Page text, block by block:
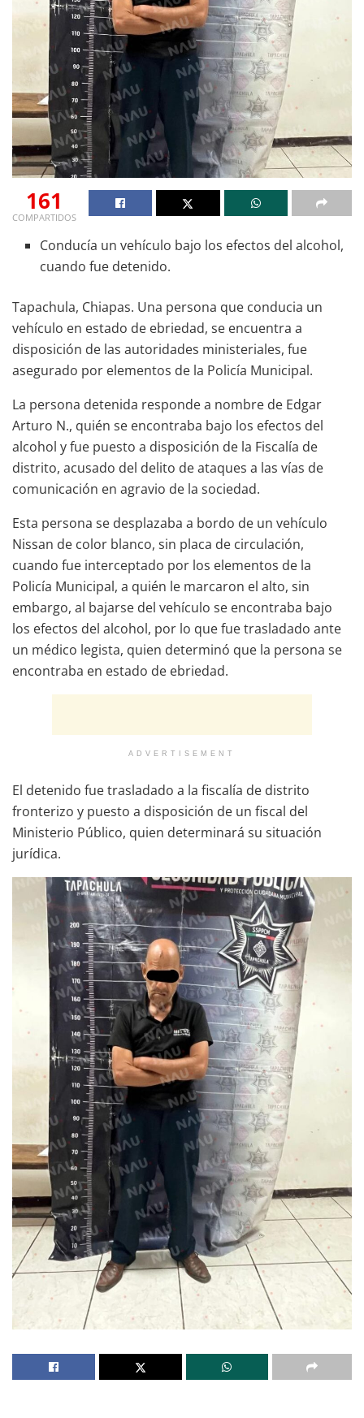
161
COMPARTIDOS
Conducía un vehículo bajo los efectos del alcohol,
cuando fue detenido.
Tapachula, Chiapas. Una persona que conducia un
vehículo en estado de ebriedad, se encuentra a
disposición de las autoridades ministeriales, fue
asegurado por elementos de la Policía Municipal.
La persona detenida responde a nombre de Edgar
Arturo N., quién se encontraba bajo los efectos del
alcohol y fue puesto a disposición de la Fiscalía de
distrito, acusado del delito de ataques a las vías de
comunicación en agravio de la sociedad.
Esta persona se desplazaba a bordo de un vehículo
Nissan de color blanco, sin placa de circulación,
cuando fue interceptado por los elementos de la
Policía Municipal, a quién le marcaron el alto, sin
embargo, al bajarse del vehículo se encontraba bajo
los efectos del alcohol, por lo que fue trasladado ante
un médico legista, quien determinó que la persona se
encontraba en estado de ebriedad.
ADVERTISEMENT
El detenido fue trasladado a la fiscalía de distrito
fronterizo y puesto a disposición de un fiscal del
Ministerio Público, quien determinará su situación
jurídica.